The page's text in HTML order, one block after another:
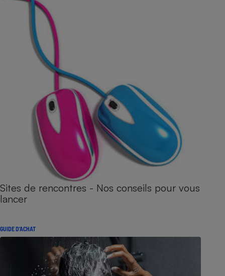
Sites de rencontres - Nos conseils pour vous
lancer
GUIDE D'ACHAT